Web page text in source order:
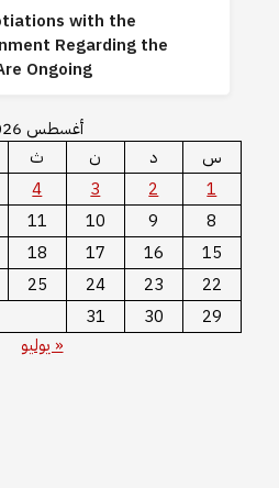
with the
Regarding the
Ongoing
أغسطس 2026
س
د ن ث
1
2
3
4
8
9
10
11
15
16
17
18
22
23
24
25
29
30
31
« يوليو